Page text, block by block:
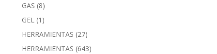
GAS (8)
GEL (1)
HERRAMIENTAS (27)
HERRAMIENTAS (643)